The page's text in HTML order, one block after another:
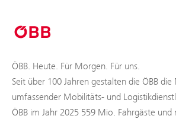
ÖBB. Heute. Für Morgen. Für uns.
Seit über 100 Jahren gestalten die ÖBB
umfassender Mobilitäts- und
ÖBB im Jahr 2025 559 Mio. Fahrgäste